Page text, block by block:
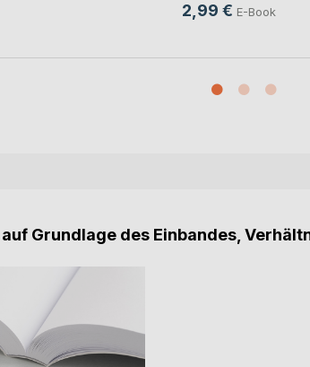
2,99 € E-Book
Grundlage des Einbandes,